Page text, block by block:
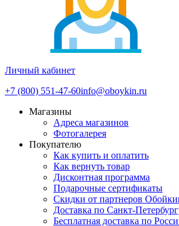
Личный кабинет
+7 (800) 551-47-60info@oboykin.ru
Магазины
Адреса магазинов
Фотогалерея
Покупателю
Как купить и оплатить
Как вернуть товар
Дисконтная программа
Подарочные сертификаты
Скидки от партнеров
Доставка по Санкт-
Бесплатная доставка по